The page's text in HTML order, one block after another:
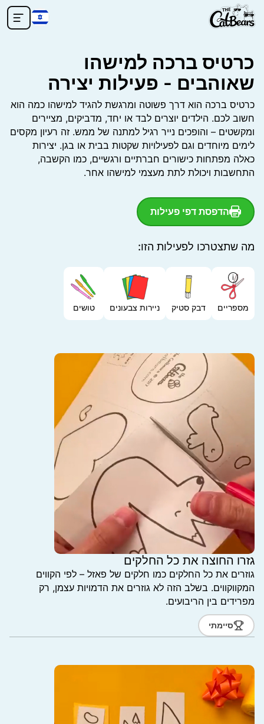
כרטיס ברכה למישהו
שאוהבים - פעילות יצירה
כרטיס ברכה הוא דרך פשוטה ומרגשת להגיד למישהו כמה הוא
חשוב לכם. הילדים יוצרים לבד או יחד, מדביקים, מציירים
ומקשטים – והופכים נייר רגיל למתנה של ממש. זה רעיון מקסים
לימים מיוחדים וגם לפעילויות שקטות בבית או בגן. יצירות
כאלה מפתחות כישורים חברתיים ורגשיים, כמו הקשבה,
התחשבות ויכולת לתת מעצמי למישהו אחר.
הדפסת דפי פעילות
מה שתצטרכו לפעילות הזו:
מספריים
i
דבק סטיק ניירות צבעונים טושים
גזרו החוצה את כל החלקים
גוזרים את כל החלקים כמו חלקים של פאזל – לפי הקווים
המקווקווים. בשלב הזה לא גוזרים את הדמויות עצמן, רק
מפרידים בין הריבועים.
סיימתי